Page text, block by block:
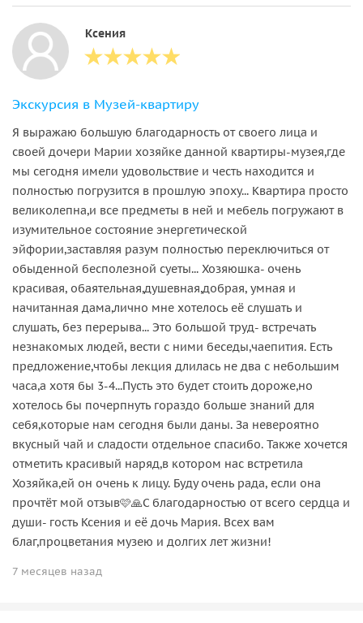
Ксения
Экскурсия в Музей-квартиру
Я выражаю большую благодарность от своего лица и
своей дочери Марии хозяйке данной квартиры-музея,где
мы сегодня имели удовольствие и честь находится и
полностью погрузится в прошлую эпоху... Квартира просто
великолепна,и все предметы в ней и мебель погружают в
изумительное состояние энергетической
эйфории,заставляя разум полностью переключиться от
обыденной бесполезной суеты... Хозяюшка- очень
красивая, обаятельная,душевная,добрая, умная и
начитанная дама,лично мне хотелось её слушать и
слушать, без перерыва... Это большой труд- встречать
незнакомых людей, вести с ними беседы,чаепития. Есть
предложение,чтобы лекция длилась не два с небольшим
часа,а хотя бы 3-4...Пусть это будет стоить дороже,но
хотелось бы почерпнуть гораздо больше знаний для
себя,которые нам сегодня были даны. За невероятно
вкусный чай и сладости отдельное спасибо. Также хочется
отметить красивый наряд,в котором нас встретила
Хозяйка,ей он очень к лицу. Буду очень рада, если она
прочтёт мой отзыв🩷🙏С благодарностью от всего сердца и
души- гость Ксения и её дочь Мария. Всех вам
благ,процветания музею и долгих лет жизни!
7 месяцев назад